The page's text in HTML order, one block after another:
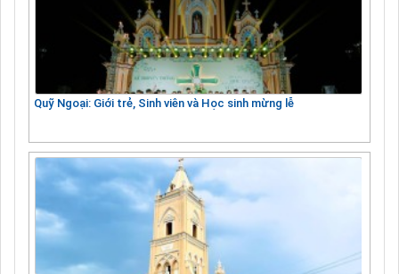
Quỹ Ngoại: Giới trẻ, Sinh viên và Học sinh mừng lễ